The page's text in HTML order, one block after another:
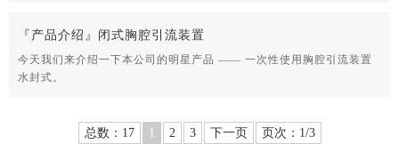
『产品介绍』闭式胸腔引流装置
今天我们来介绍一下本公司的明星产品 —— 一次性使用胸腔引流装置
水封式。
总数：17 1 2 3 下一页 页次：1/3